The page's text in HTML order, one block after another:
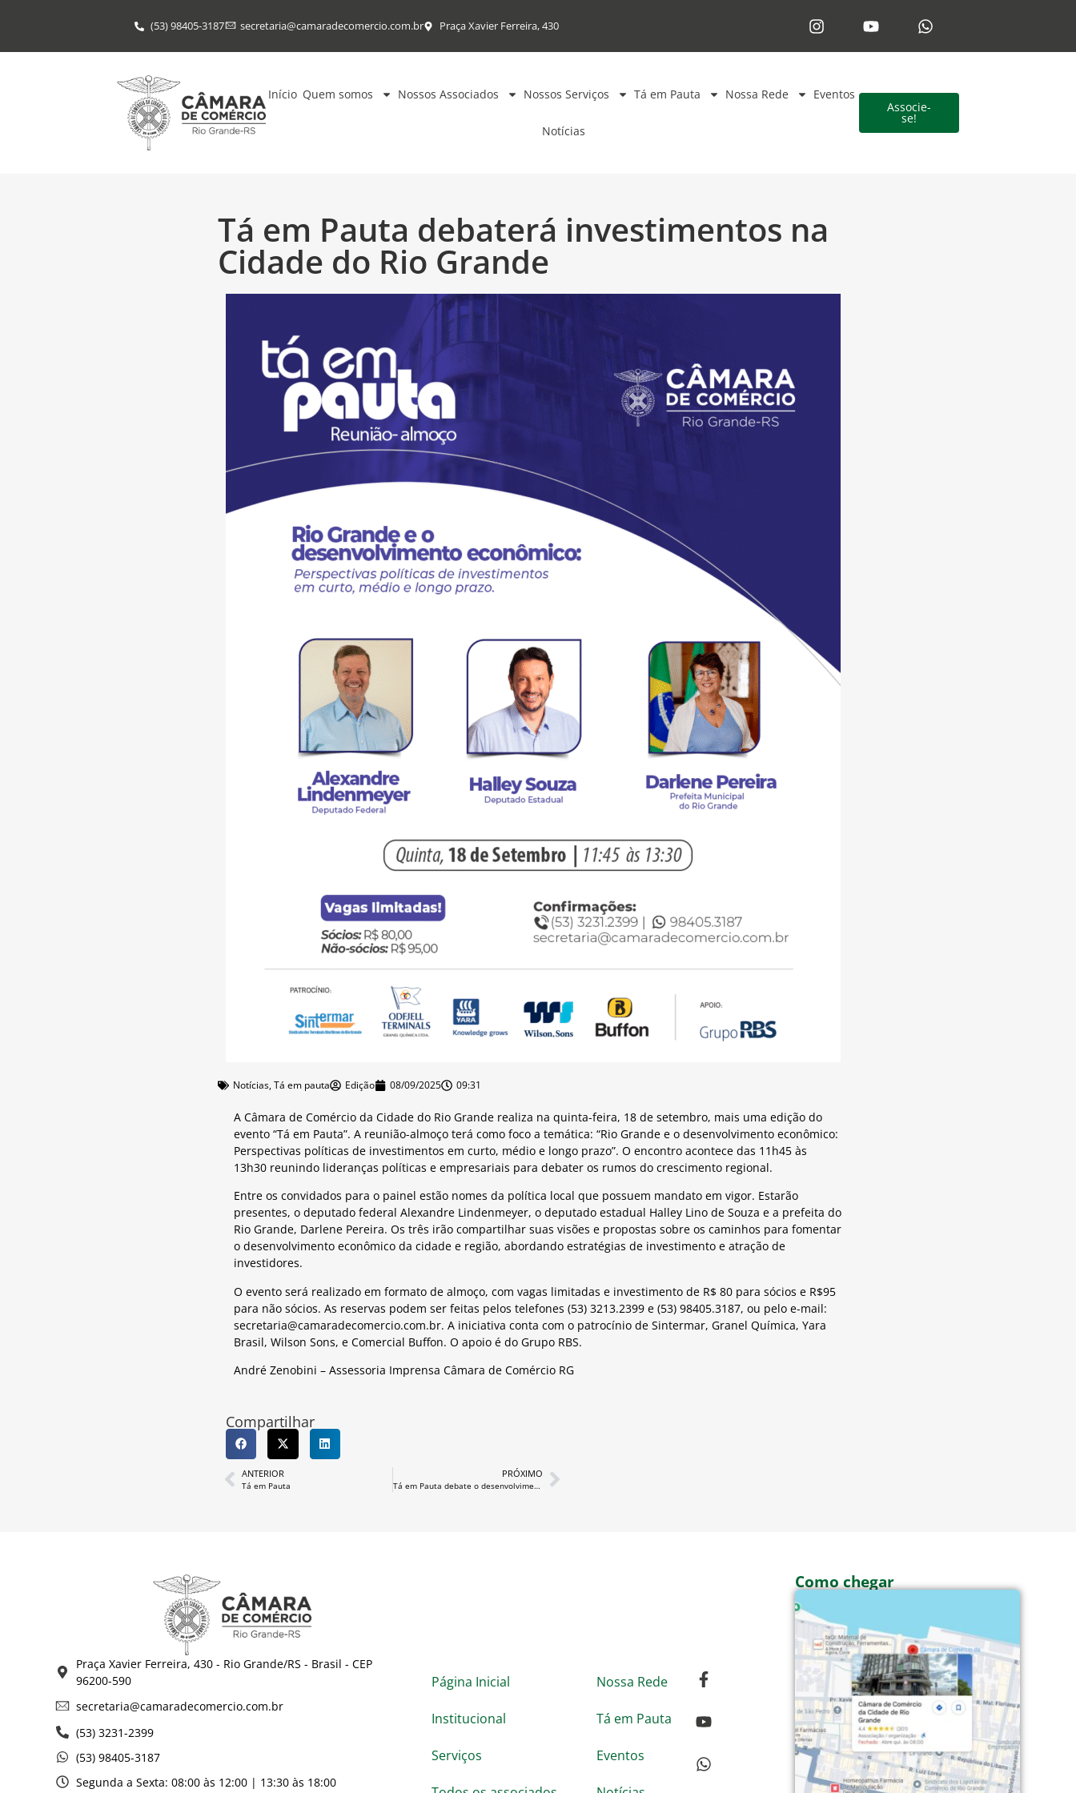
(53) 98405-3187 secretaria@​camaradecomercio.com.br Praça Xavier Ferreira, 430
Início Quem somos Nossos Associados Nossos Serviços Tá em Pauta Nossa Rede Eventos
Notícias
Associe-
se!
Tá em Pauta debaterá investimentos na
Cidade do Rio Grande
Notícias,Tá em pauta Edição 08/09/2025 09:31
A Câmara de Comércio da Cidade do Rio Grande realiza na quinta-feira, 18 de setembro, mais uma edição do
evento “Tá em Pauta”. A reunião-almoço terá como foco a temática: “Rio Grande e o desenvolvimento econômico:
Perspectivas políticas de investimentos em curto, médio e longo prazo”. O encontro acontece das 11h45 às
13h30 reunindo lideranças políticas e empresariais para debater os rumos do crescimento regional.
Entre os convidados para o painel estão nomes da política local que possuem mandato em vigor. Estarão
presentes, o deputado federal Alexandre Lindenmeyer, o deputado estadual Halley Lino de Souza e a prefeita do
Rio Grande, Darlene Pereira. Os três irão compartilhar suas visões e propostas sobre os caminhos para fomentar
o desenvolvimento econômico da cidade e região, abordando estratégias de investimento e atração de
investidores.
O evento será realizado em formato de almoço, com vagas limitadas e investimento de R$ 80 para sócios e R$95
para não sócios. As reservas podem ser feitas pelos telefones (53) 3213.2399 e (53) 98405.3187, ou pelo e-mail:
secretaria@camaradecomercio.com.br. A iniciativa conta com o patrocínio de Sintermar, Granel Química, Yara
Brasil, Wilson Sons, e Comercial Buffon. O apoio é do Grupo RBS.
André Zenobini – Assessoria Imprensa Câmara de Comércio RG
Compartilhar
ANTERIOR
Tá em Pauta
PRÓXIMO
Tá em Pauta debate o desenvolvimento da Cidade do Rio Grande
Praça Xavier Ferreira, 430 - Rio Grande/RS - Brasil - CEP
96200-590
secretaria@camaradecomercio.com.br
(53) 3231-2399
(53) 98405-3187
Segunda a Sexta: 08:00 às 12:00 | 13:30 às 18:00
Página Inicial
Institucional
Serviços
Nossa Rede
Tá em Pauta
Eventos
Como chegar